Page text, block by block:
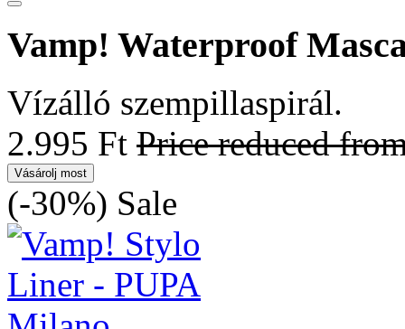
Vamp! Waterproof
Vízálló szempillaspirál.
2.995 Ft Price reduced
Vásárolj most
(-30%) Sale